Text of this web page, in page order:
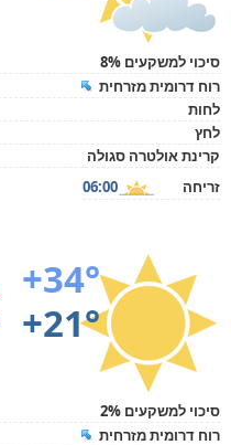
סיכוי למשקעים 8%
רוח דרומית מזרחית
לחות
לחץ
קרינת אולטרה סגולה
זריחה
06:00
+34°
+21°
סיכוי למשקעים 2%
רוח דרומית מזרחית